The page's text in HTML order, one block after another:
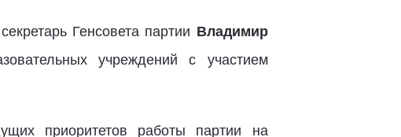
Генсовета партии Владимир
учреждений с участием
приоритетов работы партии на